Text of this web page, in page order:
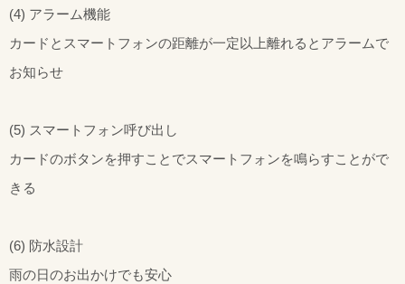
(4) アラーム機能
カードとスマートフォンの距離が一定以上離れるとアラームで
お知らせ
(5) スマートフォン呼び出し
カードのボタンを押すことでスマートフォンを鳴らすことがで
きる
(6) 防水設計
雨の日のお出かけでも安心